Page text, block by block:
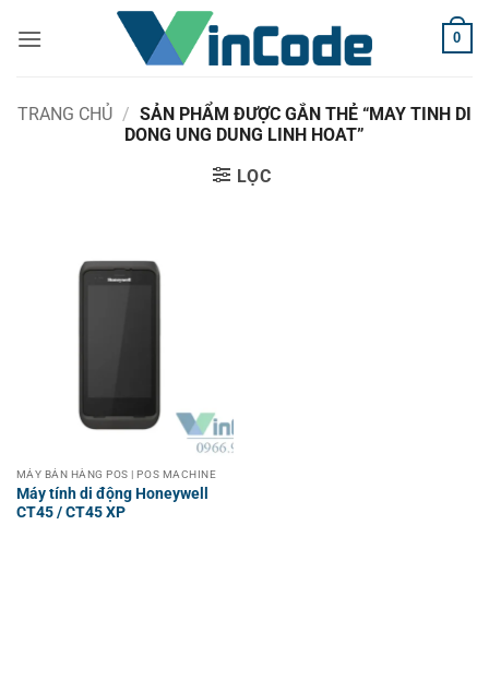
qua
0
TRANG CHỦ / SẢN PHẨM ĐƯỢC GẮN THẺ “MAY TINH DI
DONG UNG DUNG LINH HOAT”
LỌC
MÁY BÁN HÀNG POS | POS MACHINE
Máy tính di động Honeywell
CT45 / CT45 XP